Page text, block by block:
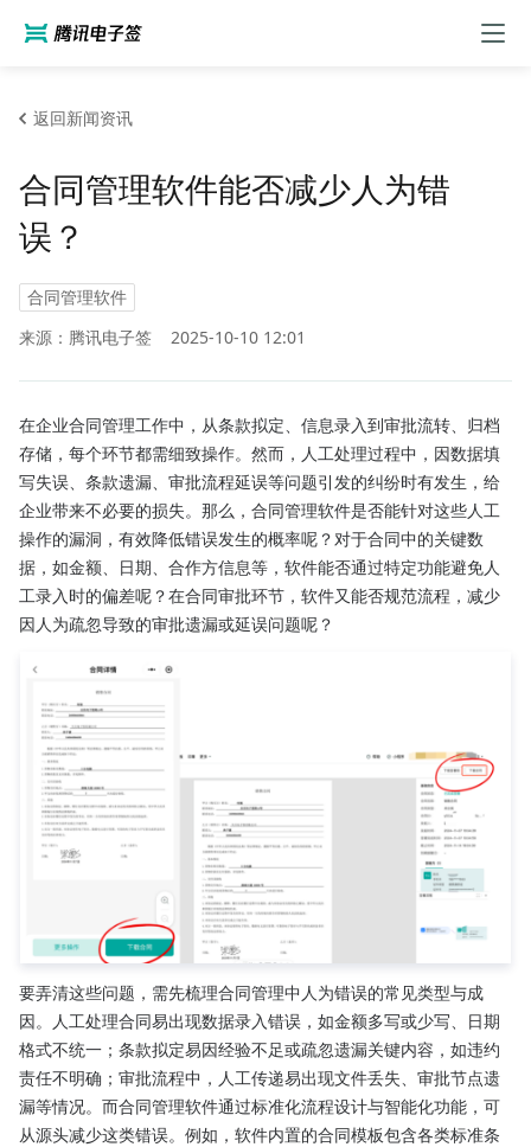
返回新闻资讯
合同管理软件能否减少人为错
误？
合同管理软件
来源：腾讯电子签
2025-10-10 12:01
在企业合同管理工作中，从条款拟定、信息录入到审批流转、归档
存储，每个环节都需细致操作。然而，人工处理过程中，因数据填
写失误、条款遗漏、审批流程延误等问题引发的纠纷时有发生，给
企业带来不必要的损失。那么，合同管理软件是否能针对这些人工
操作的漏洞，有效降低错误发生的概率呢？对于合同中的关键数
据，如金额、日期、合作方信息等，软件能否通过特定功能避免人
工录入时的偏差呢？在合同审批环节，软件又能否规范流程，减少
因人为疏忽导致的审批遗漏或延误问题呢？​
要弄清这些问题，需先梳理合同管理中人为错误的常见类型与成
因。人工处理合同易出现数据录入错误，如金额多写或少写、日期
格式不统一；条款拟定易因经验不足或疏忽遗漏关键内容，如违约
责任不明确；审批流程中，人工传递易出现文件丢失、审批节点遗
漏等情况。而合同管理软件通过标准化流程设计与智能化功能，可
从源头减少这类错误。例如，软件内置的合同模板包含各类标准条